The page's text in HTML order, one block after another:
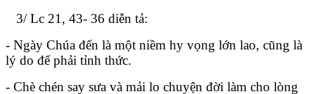
3/ Lc 21, 43- 36 diễn tả:
- Ngày Chúa đến là một niềm hy vọng lớn lao, cũng là
lý do để phải tỉnh thức.
- Chè chén say sưa và mải lo chuyện đời làm cho lòng